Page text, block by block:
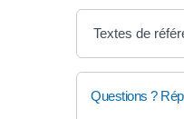
Textes de
Questions ?